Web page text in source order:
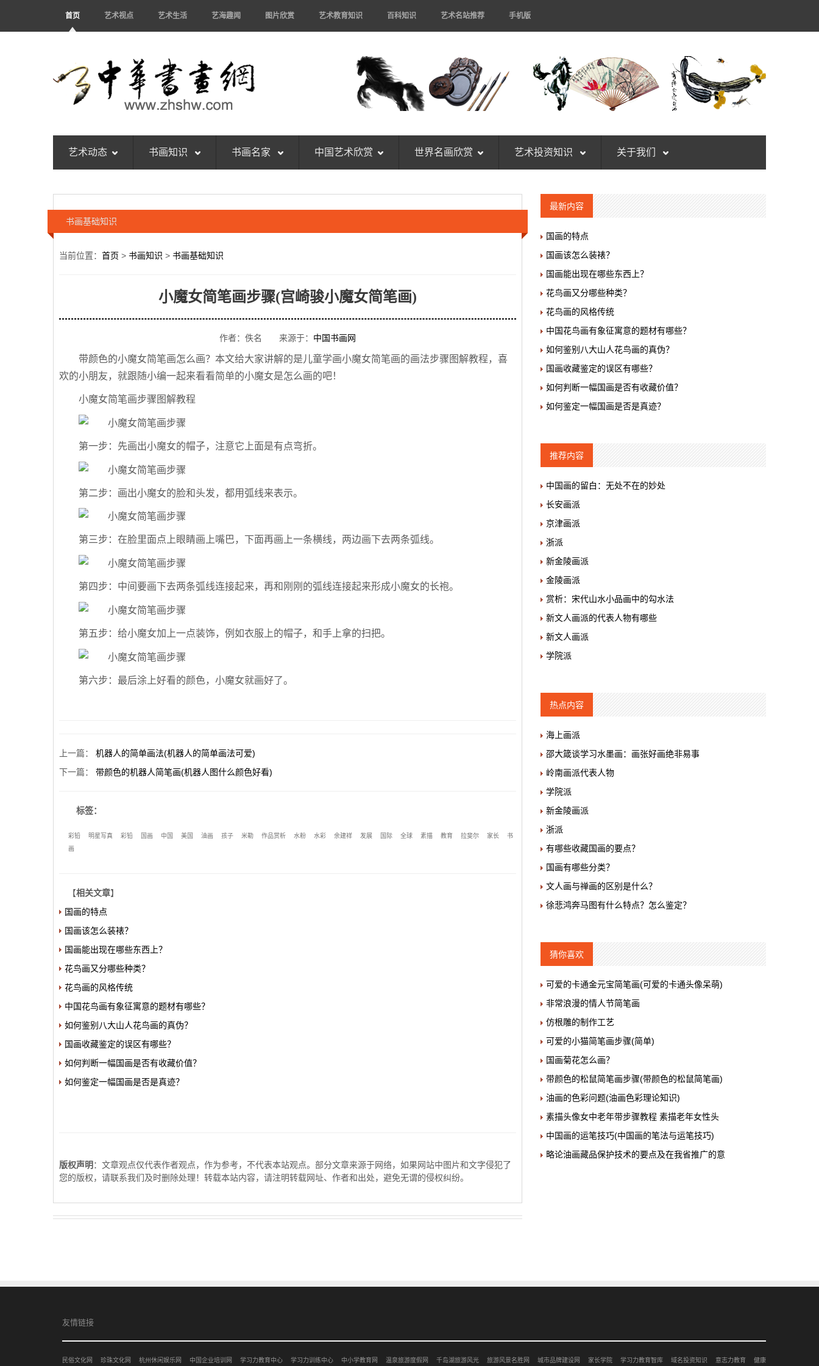
首页 艺术视点 艺术生活 艺海趣闻 图片欣赏 艺术教育知识 百科知识 艺术名站推荐 手机版
艺术动态 书画知识 书画名家 中国艺术欣赏 世界名画欣赏 艺术投资知识 关于我们
书画基础知识
当前位置： 首页 > 书画知识 > 书画基础知识
小魔女简笔画步骤(宫崎骏小魔女简笔画)
作者：佚名 来源于： 中国书画网
带颜色的小魔女简笔画怎么画？本文给大家讲解的是儿童学画小魔女简笔画的画法步骤图解教程，喜
欢的小朋友，就跟随小编一起来看看简单的小魔女是怎么画的吧！
小魔女简笔画步骤图解教程
第一步：先画出小魔女的帽子，注意它上面是有点弯折。
第二步：画出小魔女的脸和头发，都用弧线来表示。
第三步：在脸里面点上眼睛画上嘴巴，下面再画上一条横线，两边画下去两条弧线。
第四步：中间要画下去两条弧线连接起来，再和刚刚的弧线连接起来形成小魔女的长袍。
第五步：给小魔女加上一点装饰，例如衣服上的帽子，和手上拿的扫把。
第六步：最后涂上好看的颜色，小魔女就画好了。
上一篇： 机器人的简单画法(机器人的简单画法可爱)
下一篇： 带颜色的机器人简笔画(机器人图什么颜色好看)
标签：
彩铅 明星写真 彩铅 国画 中国 美国 油画 孩子 米勒 作品赏析 水粉 水彩 余建祥 发展 国际 全球 素描 教育 拉斐尔 家长
书
画
【相关文章】
国画的特点
国画该怎么装裱？
国画能出现在哪些东西上？
花鸟画又分哪些种类？
花鸟画的风格传统
中国花鸟画有象征寓意的题材有哪些？
如何鉴别八大山人花鸟画的真伪？
国画收藏鉴定的误区有哪些？
如何判断一幅国画是否有收藏价值？
如何鉴定一幅国画是否是真迹？
版权声明：文章观点仅代表作者观点，作为参考，不代表本站观点。部分文章来源于网络，如果网站中图片和文字侵犯了
您的版权，请联系我们及时删除处理！转载本站内容，请注明转载网址、作者和出处，避免无谓的侵权纠纷。
最新内容
国画的特点
国画该怎么装裱？
国画能出现在哪些东西上？
花鸟画又分哪些种类？
花鸟画的风格传统
中国花鸟画有象征寓意的题材有哪些？
如何鉴别八大山人花鸟画的真伪？
国画收藏鉴定的误区有哪些？
如何判断一幅国画是否有收藏价值？
如何鉴定一幅国画是否是真迹？
推荐内容
中国画的留白：无处不在的妙处
长安画派
京津画派
浙派
新金陵画派
金陵画派
赏析：宋代山水小品画中的勾水法
新文人画派的代表人物有哪些
新文人画派
学院派
热点内容
海上画派
邵大箴谈学习水墨画：画张好画绝非易事
岭南画派代表人物
学院派
新金陵画派
浙派
有哪些收藏国画的要点？
国画有哪些分类？
文人画与禅画的区别是什么？
徐悲鸿奔马图有什么特点？怎么鉴定？
猜你喜欢
可爱的卡通金元宝简笔画(可爱的卡通头像呆萌)
非常浪漫的情人节简笔画
仿根雕的制作工艺
可爱的小猫简笔画步骤(简单)
国画菊花怎么画？
带颜色的松鼠简笔画步骤(带颜色的松鼠简笔画)
油画的色彩问题(油画色彩理论知识)
素描头像女中老年带步骤教程 素描老年女性头
中国画的运笔技巧(中国画的笔法与运笔技巧)
略论油画藏品保护技术的要点及在我省推广的意
友情链接
民俗文化网 珍珠文化网 杭州休闲娱乐网 中国企业培训网 学习力教育中心 学习力训练中心 中小学教育网 温泉旅游度假网 千岛湖旅游风光 旅游风景名胜网 城市品牌建设网 家长学院 学习力教育智库 域名投资知识 意志力教育 健康